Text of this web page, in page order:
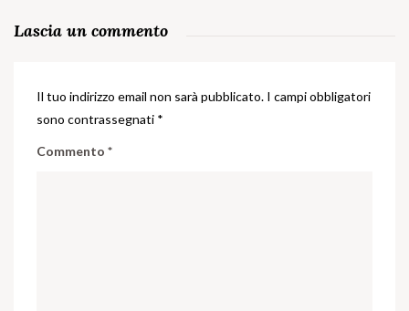
Lascia un commento
Il tuo indirizzo email non sarà pubblicato. I campi obbligatori
sono contrassegnati *
Commento *